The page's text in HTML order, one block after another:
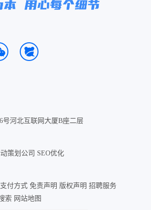
号河北互联网大厦B座二层
策划公司 SEO优化
支付方式 免责声明 版权声明 招聘服务
索 网站地图